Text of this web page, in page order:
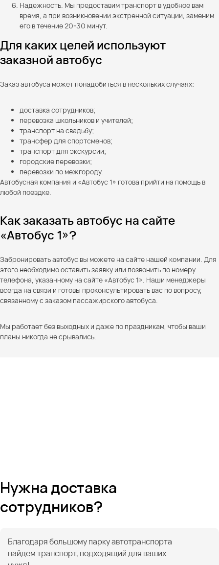
Надежность. Мы предоставим транспорт в удобное вам
время, а при возникновении экстренной ситуации, заменим
его в течение 20-30 минут.
Для каких целей используют
заказной автобус
Заказ автобуса может понадобиться в нескольких случаях:
доставка сотрудников;
перевозка школьников и учителей;
транспорт на свадьбу;
трансфер для спортсменов;
транспорт для экскурсии;
городские перевозки;
перевозки по межгороду.
Автобусная компания и «Автобус 1» готова прийти на помощь в
любой поездке.
Как заказать автобус на сайте
«Автобус 1»?
Забронировать автобус вы можете на сайте нашей компании. Для
этого необходимо оставить заявку или позвонить по номеру
телефона, указанному на сайте «Автобус 1». Наши менеджеры
всегда на связи и готовы проконсультировать вас по вопросу,
связанному с заказом пассажирского автобуса.
Мы работает без выходных и даже по праздникам, чтобы ваши
планы никогда не срывались.
Нужна доставка
сотрудников?
Благодаря большому парку автотранспорта
найдем транспорт, подходящий для ваших